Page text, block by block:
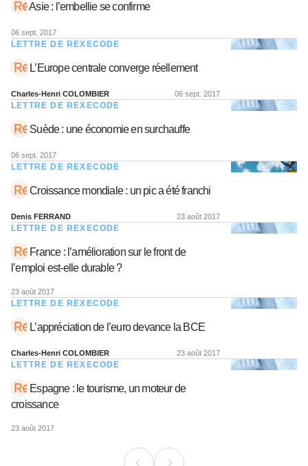
Asie : l’embellie se confirme
06 sept. 2017
LETTRE DE REXECODE
L’Europe centrale converge réellement
Charles-Henri COLOMBIER 06 sept. 2017
LETTRE DE REXECODE
Suède : une économie en surchauffe
06 sept. 2017
LETTRE DE REXECODE
Croissance mondiale : un pic a été franchi
Denis FERRAND 23 août 2017
LETTRE DE REXECODE
France : l’amélioration sur le front de
l’emploi est-elle durable ?
23 août 2017
LETTRE DE REXECODE
L’appréciation de l’euro devance la BCE
Charles-Henri COLOMBIER 23 août 2017
LETTRE DE REXECODE
Espagne : le tourisme, un moteur de
croissance
23 août 2017